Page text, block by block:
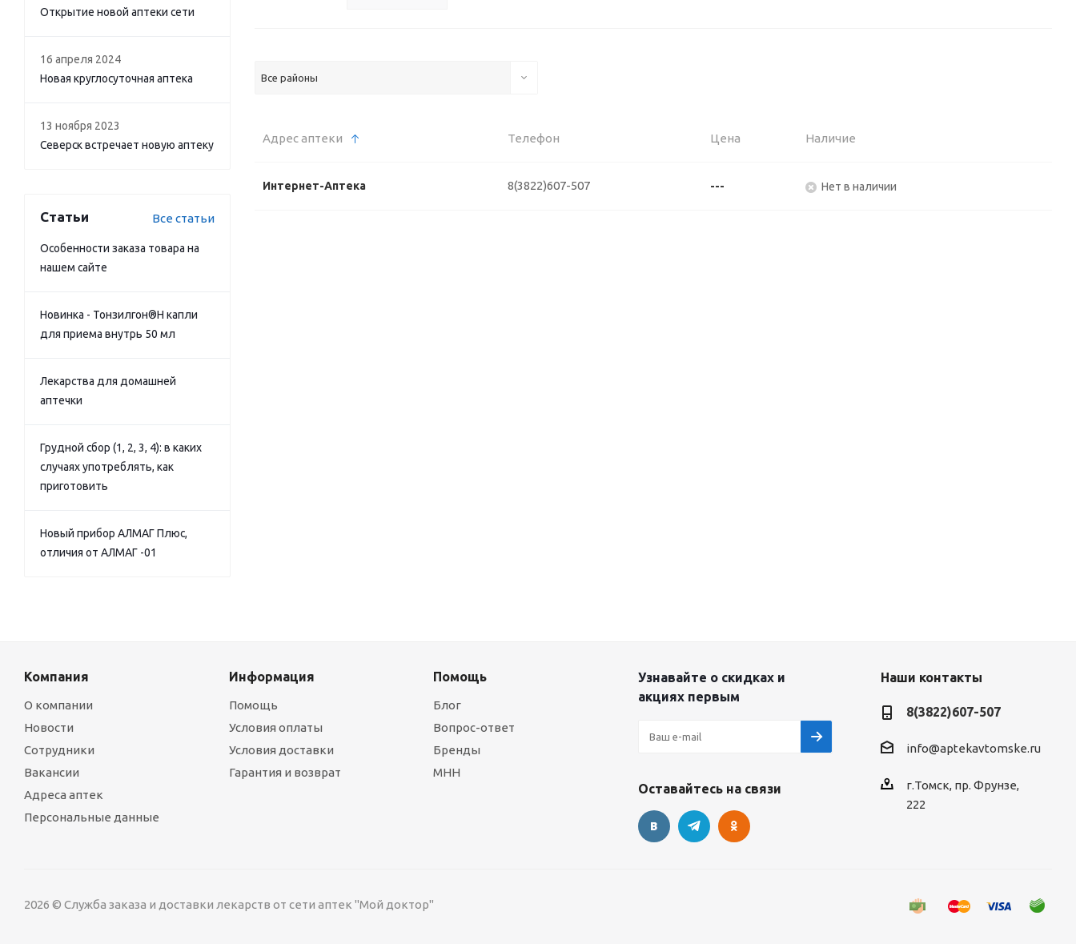
Все районы
Адрес аптеки Телефон Цена Наличие
Интернет-Аптека 8(3822)607-507 --- Нет в наличии
Открытие новой аптеки сети
16 апреля 2024
Новая круглосуточная аптека
13 ноября 2023
Северск встречает новую аптеку
Статьи Все статьи
Особенности заказа товара на
нашем сайте
Новинка - Тонзилгон®Н капли
для приема внутрь 50 мл
Лекарства для домашней
аптечки
Грудной сбор (1, 2, 3, 4): в каких
случаях употреблять, как
приготовить
Новый прибор АЛМАГ Плюс,
отличия от АЛМАГ -01
Компания
О компании
Новости
Сотрудники
Вакансии
Адреса аптек
Персональные данные
Информация
Помощь
Условия оплаты
Условия доставки
Гарантия и возврат
Помощь
Блог
Вопрос-ответ
Бренды
МНН
Узнавайте о скидках и
акциях первым
Оставайтесь на связи
Наши контакты
8(3822)607-507
info@aptekavtomske.ru
г.Томск, пр. Фрунзе,
222
2026 © Служба заказа и доставки лекарств от сети аптек "Мой доктор"